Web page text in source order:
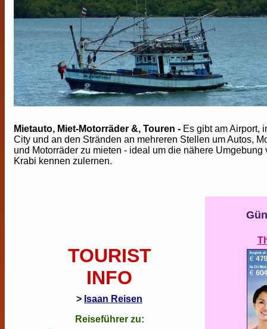
Mietauto, Miet-Motorräder &, Touren - Es gibt am Airport,
City und an den Stränden an mehreren Stellen um Autos,
und Motorräder zu mieten - ideal um die nähere Umgebung
Krabi kennen zulernen.
TOURIST
INFO
> Isaan Reisen
Reiseführer zu: